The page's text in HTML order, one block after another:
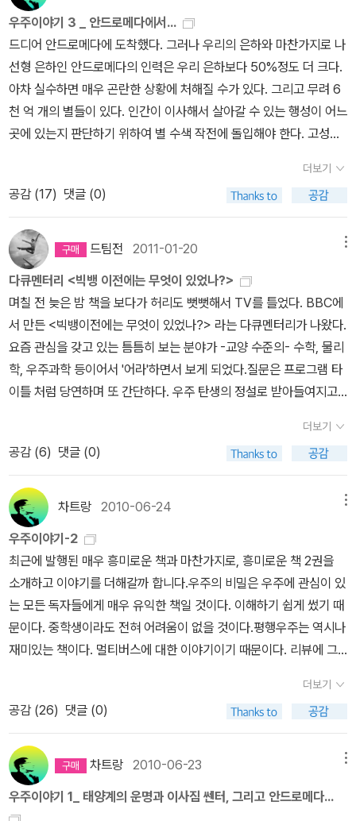
는 현실 공간에서 이것을 구현할 수 없다. 3차원 공간에서는 3차원 너
머, 그 너머가 더 낮은 차원이라 할지라도 이를 올바로 사유하는 일은
불가능하다. 그 불가능이라는 조건에 괄호를 치는 일, (불)가능한 것
으로 바꾸는 일, 이것이 물리학이다. 이것은 다시 시(詩)다. 3차원보
다 낮은 차원을 사유하는 것도 불가능한데 더 높은 차원을 어떻게 상
상할 수 있단 말인가. 푸앵카레는 ‘역발상’을 통해 차원을 정의한다.
단면이 0차원(점)이 되는 것을 1차원(선)이라 한다.단면이 1차원이
되는 것을 2차원(면)이라 한다.단면이 2차원이 되는 것을 3차원(입
체)라 한다.단면이 3차원이 되는 것을 4차원(초입방체)라 한다. 4차
자들은 아마 나와 같은 사람이 아닐 것이 분명하다. 하지만 이러한 상
상력은 플라톤의 이데아론에 뿌리를 두고 있다. 플라톤은 현실계를
이데아의 그림자로 생각했다. 현실이 이데아의 그림자라면, 현실은 3
차원이니까, 이데아는 4차원 시공 속에 있다고 할 수 있다.여기서 한
발 더 나아가 보자. 그렇다면 고차원은 어디에 존재하는가. 우리는 왜
4차원을 볼 수 없는 것인가. 오스카르 클라인은 그것이 너무 작아서
볼 수 없다고 말한다. 가느다란 막대는 1차원(선)의 세계처럼 보인다.
하지만 가까이에서 보면 선에는 굵기가 있다. 거기에 개미가 걸어가
원은 작아서 보이지 않는 것이다. “막대를 멀리서 보면, 막대의 표면
이 가진 ‘제2의 차원’은 너무 작아 자신도 모르게 무시해 버리기 쉽다.
이와 마찬가지로, 3차원 공간을 구성하는 점 하나하나에 관측할 수
없을 만큼 작은 차원이 숨어 있다고 하면 우리는 그것을 알아차리지
못할 것이[다].” 물리학의 설명 방식은 ‘시’를 닮았다. 도달할 수 없는
인식의 지평에서 사유를 시작하는 일, 그리하여 진부함 너머에 존재
하는 진귀한 사유를 펼친다. 이 새로운 것들은 아름답다. 그래서 물리
학자들은 수식과 사랑을 나누고 시인들은 언어와 사랑을 나눈다.
는 점이다. 가로축(x축)의 숫자와 세로축(y축)의 숫자만 있으면 점의
위치를 표시할 수 있으며 점이 어디에 있는지 측정할 수도 있다.
* [절판] 《차원이란 무엇인가?》 (아이뉴턴, 2009)* 《차
원의 모든 것》 (아이뉴턴, 2019) 좌표의 개념을 이해하면 ‘차
원’의 정의도 이해할 수 있다. 좌표를 고안한 데카르트가 차원을 정의
한다면 ‘한 점의 위치를 정하기 위해 필요한 수치의 개수’라고 말할 것
이다. 앞서 좌표평면에 있는 점의 위치는 가로축의 숫자와 세로축의
숫자에 의해 결정된다고 언급했다. 가로축의 숫자, 세로축의 숫자는
한 점을 위치를 정하기 위해 필요한 수치이므로 2개이다. 따라서 좌
차원일까? 0차원이다. 왜냐하면 이 점의 위치를 표시할 수 있는 수치
가 없기 때문이다. 직선은 1차원이다. 임의의 두 점 사이를 연결하면
직선이 된다. 두 점 사이의 거리만 알면 직선 위에 있는 점의 위치를
알 수 있다. 우리가 살아가는 공간은 3차원이다. 기준점으로부터 ‘가
로’, ‘세로’, ‘높이’ 방향을 나타내는 세 가지 수치로 위치를 파악할 수
있다. 말로 풀어쓴 차원의 정의는 단번에 이해하기 쉽지 않다. 그림
을 이용해 차원의 정의를 설명하는 방식이 머릿속에 쏙쏙 들어온다.
그러므로 도판과 일러스트가 가득한 일본의 과학 잡지 <뉴턴(Newt
접할 수 있는데, 기본적으로 우리가 알아야 할 과학의 핵심 내용을 정
리한 <뉴턴 하이라이트(Newton Highlight)>는 잡지 정기 구독자
가 아닌 독자들을 위한 ‘오아시스’와 같은 존재이다. 필자가 데카르
트의 좌표 개념을 이용해 차원의 정의를 설명한 내용은 2009년에 나
온 《차원이란 무엇인가?》와 작년에 나온 《차원의 모든 것》을 참고하
여 요약한 것이다. 《차원이란 무엇인가?》 인쇄본은 현재 절판되었다.
그런데 전자책(e-Book)은 판매 중이며 지금도 구매할 수 있다. <뉴
턴 하이라이트> 편집자들이 언급하지 않았지만, 사실 《차원의 모든
것》은 《차원이란 무엇인가》의 개정판이다. 그래서 두 권의 책 초반
내용은 거의 비슷하다. 처음에 차원의 정의에 대한 내용이 나오는데,
독자들의 이해를 돕기 위해 그려진 일러스트도 똑같다. <뉴턴 하이라
이트> 편집 방식은 ‘복사하기, 붙여 넣기(Ctrl+C, Ctrl+V)’ 수준에
을 가지기 시작한 초보 독자들에게 적합한 책이라고 생각해선 된다.
어떤 과학자들은 우리가 알고 있는 4차원 공간(3차원 공간과 시간을
합친 개념)을 넘어선 고차원 공간이 우주에 있다고 주장하는데, 그 사
람들이 내세우는 이론이 바로 브레인 이론(brane theory)과 초끈
우주이야기 3 _ 안드로메다에서...
드디어 안드로메다에 도착했다. 그러나 우리의 은하와 마찬가지로 나
선형 은하인 안드로메다의 인력은 우리 은하보다 50%정도 더 크다.
아차 실수하면 매우 곤란한 상황에 처해질 수가 있다. 그리고 무려 6
천 억 개의 별들이 있다. 인간이 이사해서 살아갈 수 있는 행성이 어느
곳에 있는지 판단하기 위하여 별 수색 작전에 돌입해야 한다. 고성능
라낸다. 그리고 그들의 행성을 조사한다. 바로 드레이크 방정식이다.
공기가 있을 확률과 생명체가 있을 확률을 정밀 조사한다. 무인 로봇
탐사선을 발사한다. 로봇이 결과를 전송해왔다. 자 출발이다...보급용
코스모스물론 고도의 지능을 가진 인간에 버금가는 생명체가 자리를
차지하고 있지 않다면 그보다 더 다행스러운 일은 없을 것이다. 그러
나 뜻밖의 생명체를 만날 수도 있다. 바로 그 행성에 이미 자리를 잡은
생명체의 존재이다. 그들은 과연 우리 지구인들을 환영해줄 것인가.
아니면 적대감을 보여줄 것인가. 그들의 사고는 지구인인 우리의 사
고와 비슷할까 아니면 전혀 다른 사고 체계를 가지고 있을까. 그들의
가치관과 윤리관이 우리와 닮았다는 보장을 할 수가 없다. 그들의 가
치관, 윤리관, 철학등에 따라 반응은 달라질 것이다. 전쟁을 할지...아
니면 평화를 유지할지...지구인들의 생과 사가 달려있는 문제이기 때
문에 이러한 의문은 매우 합당한 것에 해당한다.물론 이사짐 센타들
사짐 센타와는 매우 다른 성격을 가진, 우주선을, 그것도 외부 은하까
지space ship을 띄울 수 있는기술과 설비및 장비들을 갖춘최첨단
집단이어야만 할 것이다.좀 비싼 코스모스그러면 어떠한 유형의 생명
체와 만나게 될까.. 여기서 로스트 인 스페이스라는 영화를 간간하게
살펴보면 우리의 상상을 확장시켜 나갈 수가 있다.흔히 우리는 유기
호흡을 하는 유기적 존재만을 생명체로 알고 있었다. 그런데 이 영화
에 등장하는 어느 생명체는 우리의 기대를 완전히 벗어나고 있는 그
런 종류이다. 무기 호흡을 하고 있는 생명체가 그것이다. 마치 거미처
한 쇳덩어리는 종이장에 불과하다. 그 파워를 짐작하시겠지... 그 자체
로 엄청난 무기가 되는 에일리언인 것이다. 여하튼 주인공들은 겨우
피해 도망 칠 수 있었다.아니면, 스타 워즈에서 등장하는 수중에서만
살아가는 물고기가 아닌 고도의 지능을 지닌 종족이 있을 수도 있다.
이 두 영화에 등장하는 생명체는 일반적인 우리의 사고 범위를 넘어
서는 존재들이다. 물론 에일리언 이라는 영화도 같은 맥락의 생명체
더보기
공감 (17) 댓글 (0)
드팀전 2011-01-20
다큐멘터리 <빅뱅 이전에는 무엇이 있었나?>
며칠 전 늦은 밤 책을 보다가 허리도 뻣뻣해서 TV를 틀었다. BBC에
서 만든 <빅뱅이전에는 무엇이 있었나?> 라는 다큐멘터리가 나왔다.
요즘 관심을 갖고 있는 틈틈히 보는 분야가 -교양 수준의- 수학, 물리
학, 우주과학 등이어서 '어라'하면서 보게 되었다.질문은 프로그램 타
이틀 처럼 당연하며 또 간단하다. 우주 탄생의 정설로 받아들여지고
도대체 어떻게 '무'에서 무엇이 만들어질 수 있는가? <평행우주>의
저자미치오 카쿠 교수가 던지는 질문이 바로 그것이다. 그는 '무'를 어
떻게 정의하느냐에 따라 답변이 달라질 수 있다고 한다. NASA는 우
주상태에 준하는 실험실을 만들지만 완전한 '무'의 우주와는 다른다.
시간과 공간 같은 개념도 존재하지 않는 '무'이다. 하지만 NASA의 실
험실이 만든 '무'는 한계가 있다. 3차원 속의 '무'이기 때문이다. 뒤에
가서 그는 '무'를 '완전한 무'와 '전제된 무'- '물질이 없는 상태의 무' 로
나누어 정의한다. 이곳은 완전한 진공상태로 오로지 에너지만 존재한
다.(더 이상 에너지의 성질에 대한 설명은 없으나 인간이 알고 있는
우주의4가지 에너지로 추정된다.) 그리고 작은 충돌들의 결합. 그러
다가 '빅뱅'이라는 대폭발을 맞는다.어쨋거나 우주는 완전한 무에서
출발할 수는 없다는 것이 그의 설명이다. 두가지 '무'를 설정하는 방식
으로 이를 돌파하는데 철학적 해결책으로는 가능하지만 그것을 어떻
가장 유명한 빅뱅 이론의 모순을 해결하는 과정에서 나온 인플레이션
이론이다. 편평성과 지평선 모순의 해결이라는 것이다.다큐멘터리 후
반부로 가면서 '빅뱅의 반복 '같은 일종의 영원회귀하는 순환론적 우
주 가설등도 등장한다.다큐멘터리 자체는 그리 어렵지 않게 제작되었
더보기
공감 (6) 댓글 (0)
차트랑 2010-06-24
우주이야기-2
최근에 발행된 매우 흥미로운 책과 마찬가지로, 흥미로운 책 2권을
소개하고 이야기를 더해갈까 합니다.우주의 비밀은 우주에 관심이 있
는 모든 독자들에게 매우 유익한 책일 것이다. 이해하기 쉽게 썼기 때
문이다. 중학생이라도 전혀 어려움이 없을 것이다.평행우주는 역시나
재미있는 책이다. 멀티버스에 대한 이야기이기 때문이다. 리뷰에 그
책 역시 어려운 책이 전혀 아니다. 약간의 우주 관련 지식이 있다면 읽
는 즐거움 적지 않을 것이다.안드로 메다로 가는 길...과 그 이론들...
주장하는 이에 따라, 30억 년 후, 또는 70억 년 후에는 만나게 될 안
드로메다 은하와 우리 은하가 가진 별의 개수가 8천 억 개라고 앞서
밝힌바 있다.. 드레이크 방정식에 따르면 그 중에 지구와 같은 환경을
가지고 있는 행성이 있을 가능성은 얼마든지 있다고 가정해 볼 수 있
더보기
공감 (26) 댓글 (0)
차트랑 2010-06-23
우주이야기 1_ 태양계의 운명과 이사짐 쎈터, 그리고 안드로메다...